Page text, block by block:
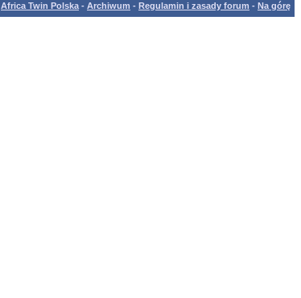
Africa Twin Polska - Archiwum - Regulamin i zasady forum - Na górę